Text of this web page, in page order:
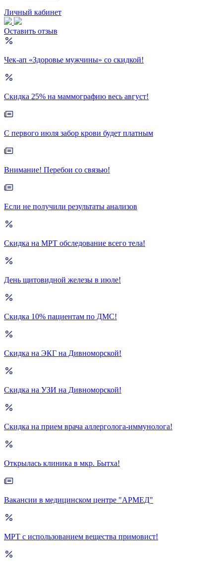
Личный кабинет
Оставить отзыв
Чек-ап «Здоровье мужчины» со скидкой!
Скидка 25% на маммографию весь август!
С первого июля забор крови будет платным
Внимание! Перебои со связью!
Если не получили результаты анализов
Скидка на МРТ обследование всего тела!
День щитовидной железы в июле!
Скидка 10% пациентам по ДМС!
Скидка на ЭКГ на Дивноморской!
Скидка на УЗИ на Дивноморской!
Скидка на прием врача аллерголога-иммунолога!
Открылась клиника в мкр. Бытха!
Вакансии в медицинском центре "АРМЕД"
МРТ с использованием вещества примовист!